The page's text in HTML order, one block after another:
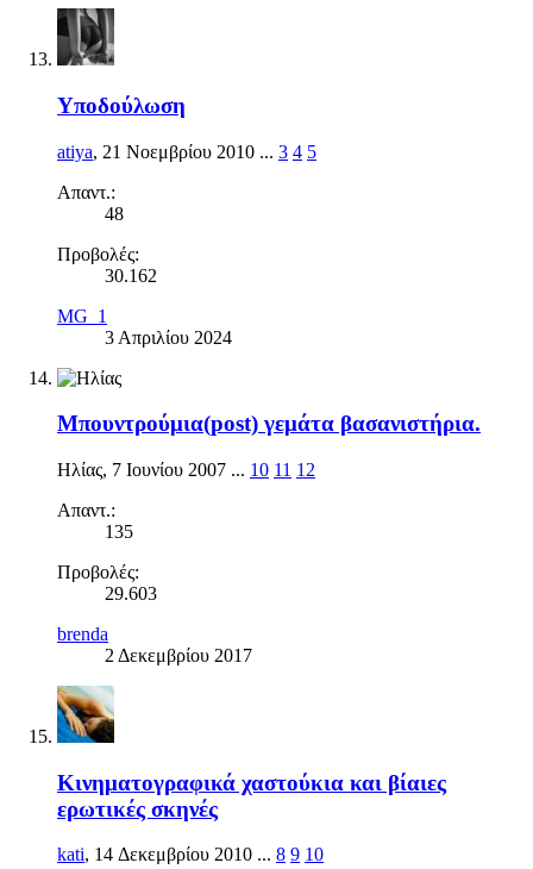
Υποδούλωση
atiya, 21 Νοεμβρίου 2010 ... 3 4 5
Απαντ.:
48
Προβολές:
30.162
MG_1
3 Απριλίου 2024
Μπουντρούμια(post) γεμάτα βασανιστήρια.
Ηλίας, 7 Ιουνίου 2007 ... 10 11 12
Απαντ.:
135
Προβολές:
29.603
brenda
2 Δεκεμβρίου 2017
Κινηματογραφικά χαστούκια και βίαιες
ερωτικές σκηνές
kati, 14 Δεκεμβρίου 2010 ... 8 9 10